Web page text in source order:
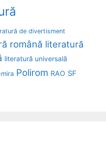
de divertisment
română literatură
literatură universală
Polirom RAO SF